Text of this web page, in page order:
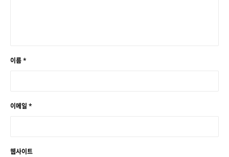
이름*
이메일 *
웹사이트